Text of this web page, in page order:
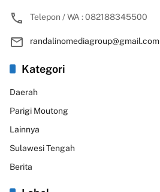
Telepon / WA : 082188345500
randalinomediagroup@gmail.com
Kategori
Daerah
Parigi Moutong
Lainnya
Sulawesi Tengah
Berita